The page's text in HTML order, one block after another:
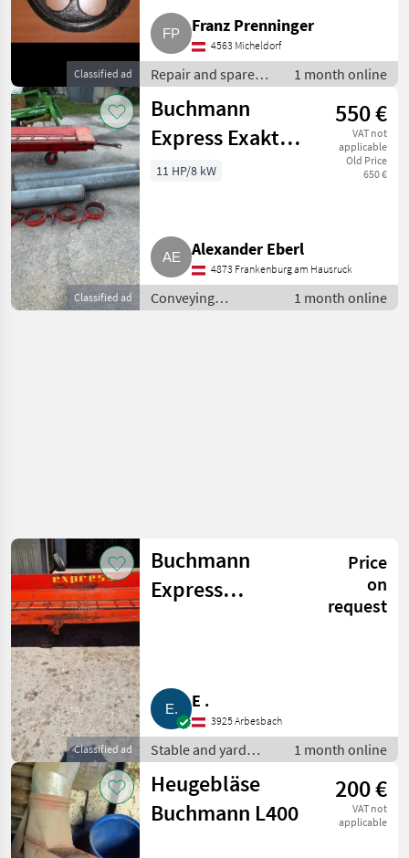
Classified ad
Franz Prenninger
4563 Micheldorf
Repair and spare
parts / Other repair
and spare parts
1 month online
Classified ad
Buchmann
Express Exakt
2000
550 €
VAT not
applicable
Old Price
650 €
11 HP/8 kW
Alexander Eberl
4873 Frankenburg am Hausruck
Conveying
equipment /
1 month online
Classified ad
Buchmann
Express
Price
on
request
E .
3925 Arbesbach
Stable and yard
equipment / Hay
equipment
1 month online
Heugebläse
Buchmann L400
200 €
VAT not
applicable